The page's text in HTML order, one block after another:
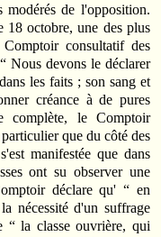
modérés de l'opposition.
18 octobre, une des plus
Comptoir consultatif des
Nous devons le déclarer
les faits ; son sang et
créance à de pures
complète, le Comptoir
que du côté des
manifestée que dans
ont su observer une
déclare qu' “ en
nécessité d'un suffrage
“ la classe ouvrière, qui